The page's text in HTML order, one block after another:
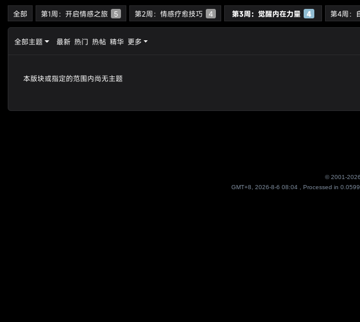
全部 第1周：开启情感之旅 5 第2周：情感疗愈技巧 4 第3周：觉醒内在力量 4 第4周：
全部主题 最新 热门 热帖 精华 更多
本版块或指定的范围内尚无主题
© 2001-
GMT+8, 2026-8-6 08:04 , Processed in